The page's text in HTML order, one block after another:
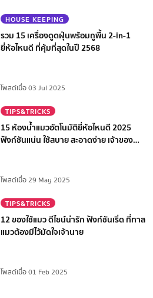
HOUSE KEEPING
รวม 15 เครื่องดูดฝุ่นพร้อมถูพื้น 2-in-1
ยี่ห้อไหนดี ที่คุ้มที่สุดในปี 2568
โพสต์เมื่อ 03 Jul 2025
TIPS&TRICKS
15 ห้องน้ำแมวอัตโนมัติยี่ห้อไหนดี 2025
ฟังก์ชันแน่น ใช้สบาย สะอาดง่าย เจ้าของ
โพสต์เมื่อ 29 May 2025
TIPS&TRICKS
12 ของใช้แมว ดีไซน์น่ารัก ฟังก์ชันเริ่ด ที่ทาส
แมวต้องมีไว้มัดใจเจ้านาย
โพสต์เมื่อ 01 Feb 2025